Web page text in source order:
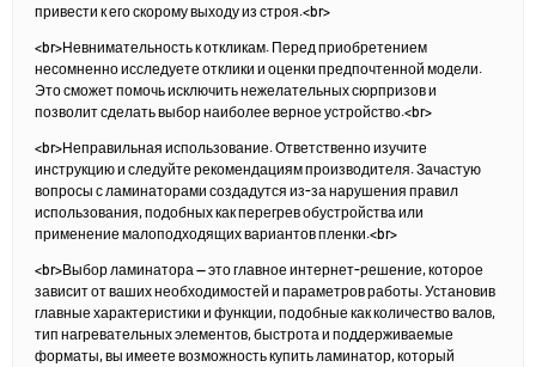
привести к его скорому выходу из строя.<br>
<br>Невнимательность к откликам. Перед приобретением
несомненно исследуете отклики и оценки предпочтенной модели.
Это сможет помочь исключить нежелательных сюрпризов и
позволит сделать выбор наиболее верное устройство.<br>
<br>Неправильная использование. Ответственно изучите
инструкцию и следуйте рекомендациям производителя. Зачастую
вопросы с ламинаторами создадутся из-за нарушения правил
использования, подобных как перегрев обустройства или
применение малоподходящих вариантов пленки.<br>
<br>Выбор ламинатора — это главное интернет-решение, которое
зависит от ваших необходимостей и параметров работы. Установив
главные характеристики и функции, подобные как количество валов,
тип нагревательных элементов, быстрота и поддерживаемые
форматы, вы имеете возможность купить ламинатор, который